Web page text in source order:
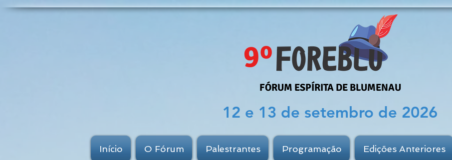
9º
FÓRUM ESPÍRITA DE BLUMENAU
12 e 13 de setembro de 2026
Início O Fórum Palestrantes Programação Edições Anteriores